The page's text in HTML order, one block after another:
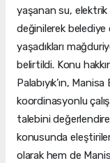
yaşanan su,
değinilerek
yaşadıkları
belirtildi. Konu
Palabıyık’ın,
koordinasyonlu
talebini
konusunda
olarak hem de